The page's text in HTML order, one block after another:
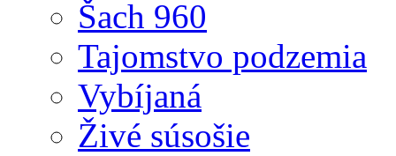
Šach 960
Tajomstvo podzemia
Vybíjaná
Živé súsošie